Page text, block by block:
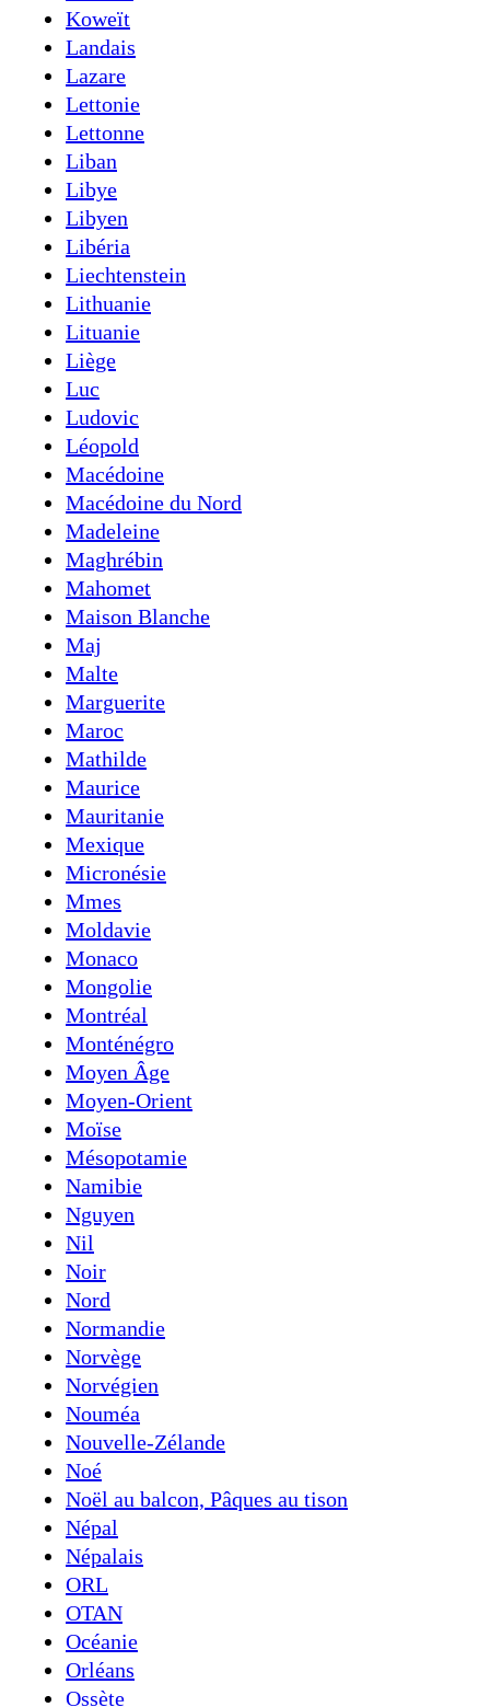
Koweït
Landais
Lazare
Lettonie
Lettonne
Liban
Libye
Libyen
Libéria
Liechtenstein
Lithuanie
Lituanie
Liège
Luc
Ludovic
Léopold
Macédoine
Macédoine du Nord
Madeleine
Maghrébin
Mahomet
Maison Blanche
Maj
Malte
Marguerite
Maroc
Mathilde
Maurice
Mauritanie
Mexique
Micronésie
Mmes
Moldavie
Monaco
Mongolie
Montréal
Monténégro
Moyen Âge
Moyen-Orient
Moïse
Mésopotamie
Namibie
Nguyen
Nil
Noir
Nord
Normandie
Norvège
Norvégien
Nouméa
Nouvelle-Zélande
Noé
Noël au balcon, Pâques au tison
Népal
Népalais
ORL
OTAN
Océanie
Orléans
Ossète